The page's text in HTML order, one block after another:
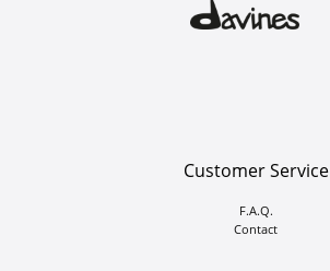
Customer Service
F.A.Q.
Contact